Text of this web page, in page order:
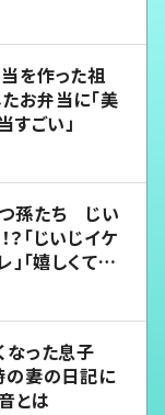
を作った祖
お弁当に「美
すごい」
孫たち じい
「じいじイケ
」「嬉しくて可
なった息子
の妻の日記に
とは